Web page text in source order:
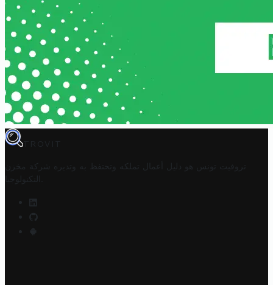
TROVIT
تروفيت تونس هو دليل أعمال تملكه وتحتفظ به وتديره
شركة مخزن
التكنولوجيا